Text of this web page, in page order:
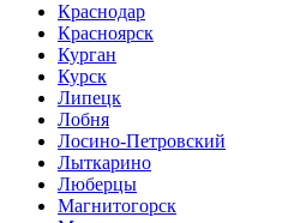
Краснодар
Красноярск
Курган
Курск
Липецк
Лобня
Лосино-Петровский
Лыткарино
Люберцы
Магнитогорск